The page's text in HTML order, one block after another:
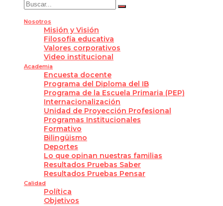
Nosotros
Misión y Visión
Filosofía educativa
Valores corporativos
Video institucional
Academia
Encuesta docente
Programa del Diploma del IB
Programa de la Escuela Primaria (PEP)
Internacionalización
Unidad de Proyección Profesional
Programas Institucionales
Formativo
Bilingüismo
Deportes
Lo que opinan nuestras familias
Resultados Pruebas Saber
Resultados Pruebas Pensar
Calidad
Política
Objetivos